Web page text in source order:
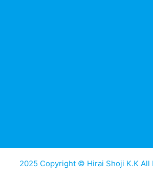
2025 Copyright © Hirai Shoji K.K All